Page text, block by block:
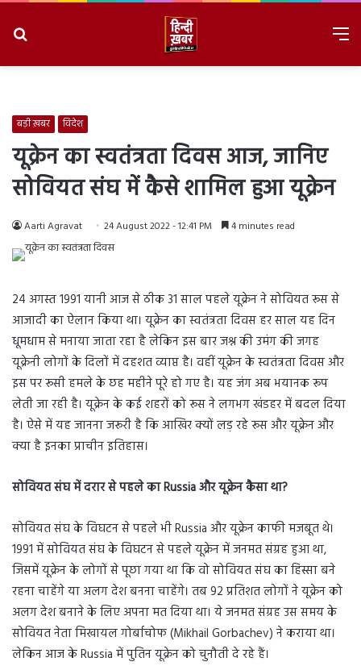
बड़ी ख़बर विदेश
यूक्रेन का स्वतंत्रता दिवस आज, जानिए
सोवियत संघ में कैसे शामिल हुआ यूक्रेन
Aarti Agravat 24 August 2022 - 12:41 PM 4 minutes read
24 अगस्त 1991 यानी आज से ठीक 31 साल पहले यूक्रेन ने सोवियत रूस से
आजादी का ऐलान किया था। यूक्रेन का स्वतंत्रता दिवस हर साल यह दिन
धूमधाम से मनाया जाता रहा है लेकिन इस बार जश्न की उमंग की जगह
यूक्रेनी लोगों के दिलों में दहशत व्याप्त है। वहीं यूक्रेन के स्वतंत्रता दिवस और
इस पर रूसी हमले के छह महीने पूरे हो गए है। यह जंग अब भयानक रूप
लेती जा रही है। यूक्रेन के कई शहरों को रूस ने लगभग खंडहर में बदल दिया
है। ऐसे में यह जानना जरूरी है कि आखिर क्यों लड़ रहे रूस और यूक्रेन और
क्या है इनका प्राचीन इतिहास।
सोवियत संघ में दरार से पहले का Russia और यूक्रेन कैसा था?
सोवियत संघ के विघटन से पहले भी Russia और यूक्रेन काफी मजबूत थे।
1991 में सोवियत संघ के विघटन से पहले यूक्रेन में जनमत संग्रह हुआ था,
जिसमें यूक्रेन के लोगों से पूछा गया था कि वो सोवियत संघ का हिस्सा बने
रहना चाहेंगे या अलग देश बनना चाहेंगे। तब 92 प्रतिशत लोगों ने यूक्रेन को
अलग देश बनाने के लिए अपना मत दिया था। ये जनमत संग्रह उस समय के
सोवियत नेता मिखायल गोर्बाचोफ (Mikhail Gorbachev) ने कराया था।
लेकिन आज के Russia में पुतिन यूक्रेन को चुनौती दे रहे हैं।